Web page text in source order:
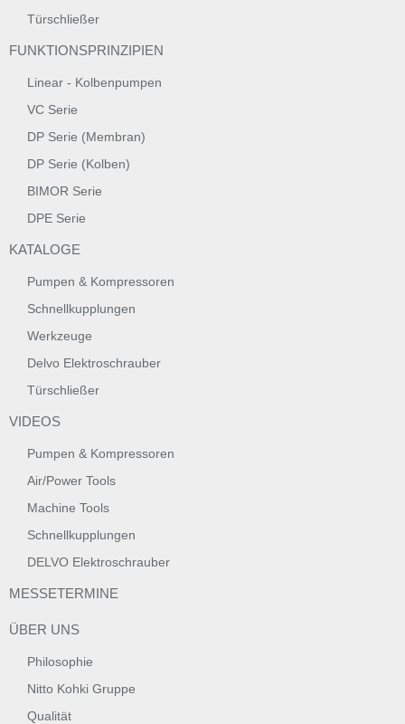
Türschließer
FUNKTIONSPRINZIPIEN
Linear - Kolbenpumpen
VC Serie
DP Serie (Membran)
DP Serie (Kolben)
BIMOR Serie
DPE Serie
KATALOGE
Pumpen & Kompressoren
Schnellkupplungen
Werkzeuge
Delvo Elektroschrauber
Türschließer
VIDEOS
Pumpen & Kompressoren
Air/Power Tools
Machine Tools
Schnellkupplungen
DELVO Elektroschrauber
MESSETERMINE
ÜBER UNS
Philosophie
Nitto Kohki Gruppe
Qualität